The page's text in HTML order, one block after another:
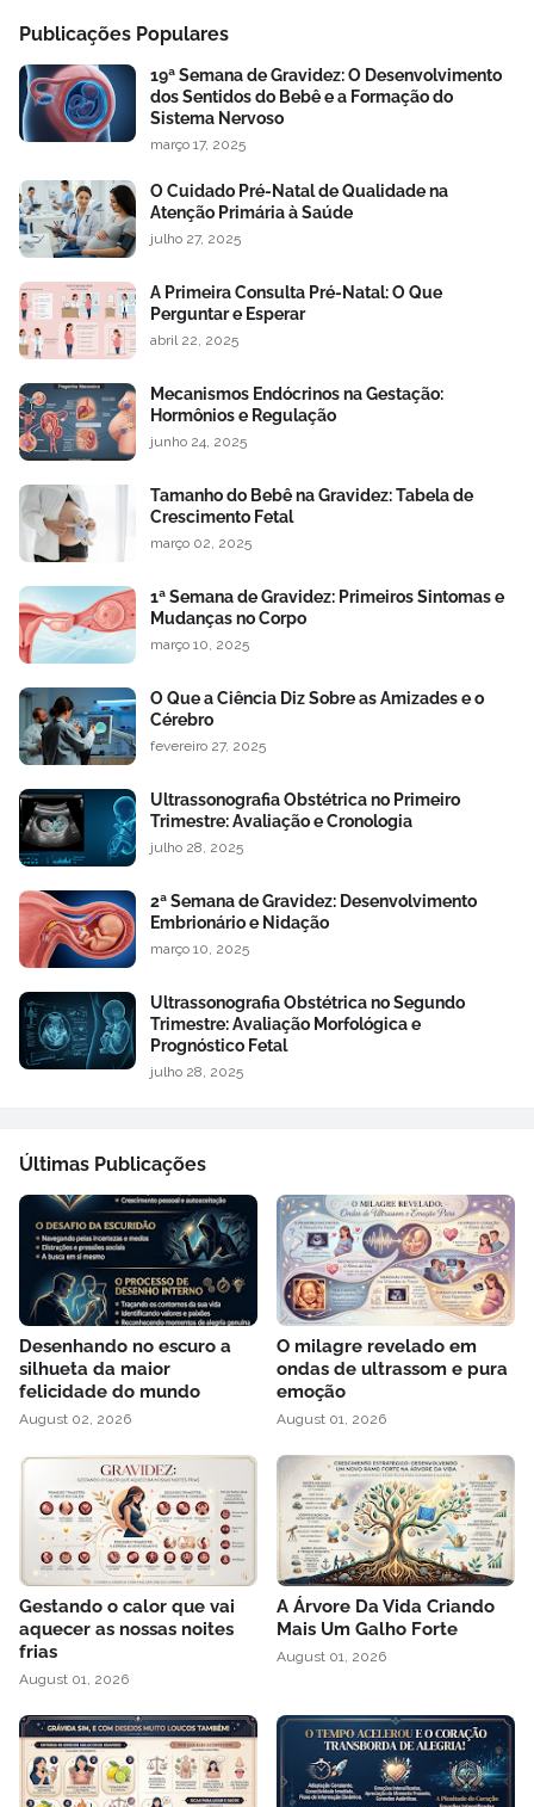
Publicações Populares
19ª Semana de Gravidez: O Desenvolvimento
dos Sentidos do Bebê e a Formação do
Sistema Nervoso
março 17, 2025
O Cuidado Pré-Natal de Qualidade na
Atenção Primária à Saúde
julho 27, 2025
A Primeira Consulta Pré-Natal: O Que
Perguntar e Esperar
abril 22, 2025
Mecanismos Endócrinos na Gestação:
Hormônios e Regulação
junho 24, 2025
Tamanho do Bebê na Gravidez: Tabela de
Crescimento Fetal
março 02, 2025
1ª Semana de Gravidez: Primeiros Sintomas e
Mudanças no Corpo
março 10, 2025
O Que a Ciência Diz Sobre as Amizades e o
Cérebro
fevereiro 27, 2025
Ultrassonografia Obstétrica no Primeiro
Trimestre: Avaliação e Cronologia
julho 28, 2025
2ª Semana de Gravidez: Desenvolvimento
Embrionário e Nidação
março 10, 2025
Ultrassonografia Obstétrica no Segundo
Trimestre: Avaliação Morfológica e
Prognóstico Fetal
julho 28, 2025
Últimas Publicações
Desenhando no escuro a
silhueta da maior
felicidade do mundo
August 02, 2026
O milagre revelado em
ondas de ultrassom e pura
emoção
August 01, 2026
Gestando o calor que vai
aquecer as nossas noites
frias
August 01, 2026
A Árvore Da Vida Criando
Mais Um Galho Forte
August 01, 2026